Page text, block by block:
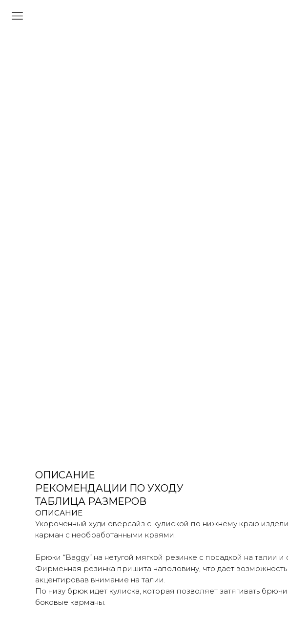
ОПИСАНИЕ
РЕКОМЕНДАЦИИ ПО УХОДУ
ТАБЛИЦА РАЗМЕРОВ
ОПИСАНИЕ
Укороченный худи оверсайз с кулиской по нижнему краю
карман с необработанными краями.
Брюки “Baggy” на нетугой мягкой резинке с посадкой на
Фирменная резинка пришита наполовину, что дает
акцентировав внимание на талии.
По низу брюк идет кулиска, которая позволяет затягивать
боковые карманы.